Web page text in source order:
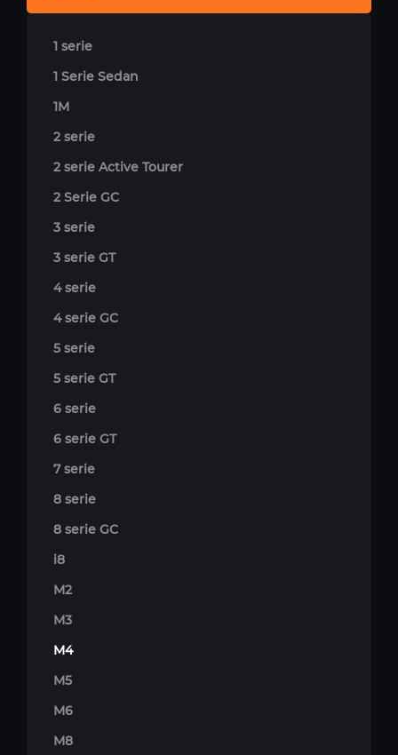
1 serie
1 Serie Sedan
1M
2 serie
2 serie Active Tourer
2 Serie GC
3 serie
3 serie GT
4 serie
4 serie GC
5 serie
5 serie GT
6 serie
6 serie GT
7 serie
8 serie
8 serie GC
i8
M2
M3
M4
M5
M6
M8